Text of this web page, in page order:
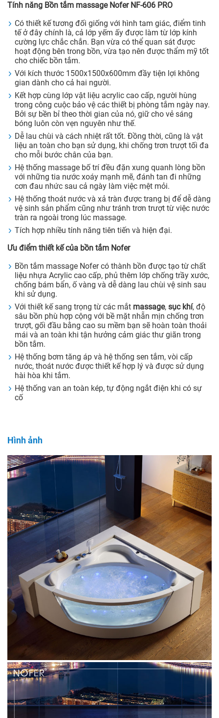
Tính năng Bồn tắm massage Nofer NF-606 PRO
Có thiết kế tương đối giống với hình tam giác, điểm tinh
tế ở đây chính là, cả lớp yếm ấy được làm từ lớp kính
cường lực chắc chắn. Bạn vừa có thể quan sát được
hoạt động bên trong bồn, vừa tạo nên được thẩm mỹ tốt
cho chiếc bồn tắm.
Với kích thước 1500x1500x600mm đầy tiện lợi không
gian dành cho cả hai người.
Kết hợp cùng lớp vật liệu acrylic cao cấp, người hùng
trong công cuộc bảo vệ các thiết bị phòng tắm ngày nay.
Bởi sự bền bỉ theo thời gian của nó, giữ cho vẻ sáng
bóng luôn còn vẹn nguyên như thế.
Dễ lau chùi và cách nhiệt rất tốt. Đồng thời, cũng là vật
liệu an toàn cho bạn sử dụng, khi chống trơn trượt tối đa
cho mỗi bước chân của bạn.
Hệ thống massage bố trí đều đặn xung quanh lòng bồn
với những tia nước xoáy mạnh mẽ, đánh tan đi những
cơn đau nhức sau cả ngày làm việc mệt mỏi.
Hệ thống thoát nước và xả tràn được trang bị để dễ dàng
vệ sinh sản phẩm cũng như tránh trơn trượt từ việc nước
tràn ra ngoài trong lúc massage.
Tích hợp nhiều tính năng tiên tiến và hiện đại.
Ưu điểm thiết kế của bồn tắm Nofer
Bồn tắm massage Nofer có thành bồn được tạo từ chất
liệu nhựa Acrylic cao cấp, phủ thêm lớp chống trầy xước,
chống bám bẩn, ố vàng và dễ dàng lau chùi vệ sinh sau
khi sử dụng.
Với thiết kế sang trọng từ các mắt massage, sục khí, độ
sâu bồn phù hợp cộng với bề mặt nhẵn mịn chống trơn
trượt, gối đầu bằng cao su mềm bạn sẽ hoàn toàn thoải
mái và an toàn khi tận hưởng cảm giác thư giãn trong
bồn tắm.
Hệ thống bơm tăng áp và hệ thống sen tắm, vòi cấp
nước, thoát nước được thiết kế hợp lý và được sử dụng
hài hòa khi tắm.
Hệ thống van an toàn kép, tự động ngắt điện khi có sự
cố
Hình ảnh